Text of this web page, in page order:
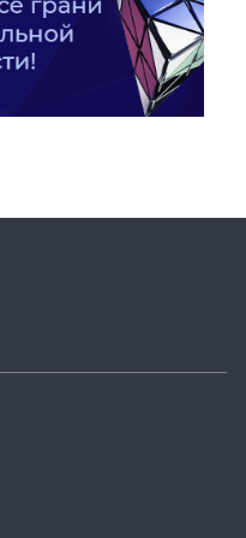
мессенджерах